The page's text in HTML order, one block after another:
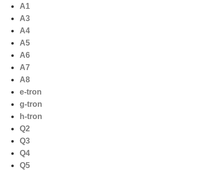
naar
inhoud
A1
A3
A4
A5
A6
A7
A8
e-tron
g-tron
h-tron
Q2
Q3
Q4
Q5